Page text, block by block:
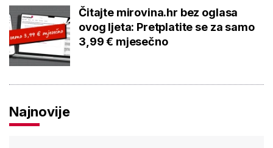
Čitajte mirovina.hr bez oglasa
ovog ljeta: Pretplatite se za samo
3,99 € mjesečno
Najnovije